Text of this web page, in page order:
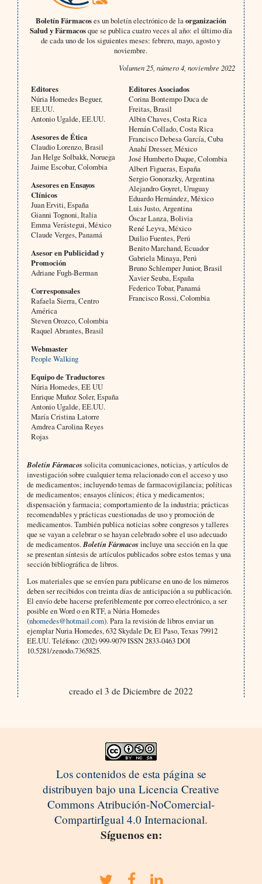
Boletín Fármacoses un boletín electrónico de laorganización
Salud y Fármacosque se publica cuatro veces al año: el último día
de cada uno de los siguientes meses: febrero, mayo, agosto y
noviembre.
Volumen 25, número 4, noviembre 2022
Editores
Núria Homedes Beguer,
EE.UU.
Antonio Ugalde, EE.UU.
Asesores de Ética
Claudio Lorenzo, Brasil
Jan Helge Solbakk, Noruega
Jaime Escobar, Colombia
Asesores en Ensayos
Clínicos
Juan Erviti, España
Gianni Tognoni, Italia
Emma Verástegui, México
Claude Verges, Panamá
Asesor en Publicidad y
Promoción
Adriane Fugh-Berman
Corresponsales
Rafaela Sierra, Centro
América
Steven Orozco, Colombia
Raquel Abrantes, Brasil
Webmaster
People Walking
Equipo de Traductores
Núria Homedes, EE UU
Enrique Muñoz Soler, España
Antonio Ugalde, EE.UU.
María Cristina Latorre
Amdrea Carolina Reyes
Rojas
Editores Asociados
Corina Bontempo Duca de
Freitas, Brasil
Albin Chaves, Costa Rica
Hernán Collado, Costa Rica
Francisco Debesa García, Cuba
Anahí Dresser, México
José Humberto Duque, Colombia
Albert Figueras, España
Sergio Gonorazky, Argentina
Alejandro Goyret, Uruguay
Eduardo Hernández, México
Luis Justo, Argentina
Óscar Lanza, Bolivia
René Leyva, México
Duilio Fuentes, Perú
Benito Marchand, Ecuador
Gabriela Minaya, Perú
Bruno Schlemper Junior, Brasil
Xavier Seuba, España
Federico Tobar, Panamá
Francisco Rossi, Colombia
Boletín Fármacossolicita comunicaciones, noticias, y artículos de
investigación sobre cualquier tema relacionado con el acceso y uso
de medicamentos; incluyendo temas de farmacovigilancia; políticas
de medicamentos; ensayos clínicos; ética y medicamentos;
dispensación y farmacia; comportamiento de la industria; prácticas
recomendables y prácticas cuestionadas de uso y promoción de
medicamentos. También publica noticias sobre congresos y talleres
que se vayan a celebrar o se hayan celebrado sobre el uso adecuado
de medicamentos.Boletín Fármacosincluye una sección en la que
se presentan síntesis de artículos publicados sobre estos temas y una
sección bibliográfica de libros.
Los materiales que se envíen para publicarse en uno de los números
deben ser recibidos con treinta días de anticipación a su publicación.
El envío debe hacerse preferiblemente por correo electrónico, a ser
posible en Word o en RTF, a Núria Homedes
(nhomedes@hotmail.com). Para la revisión de libros enviar un
ejemplar Nuria Homedes, 632 Skydale Dr, El Paso, Texas 79912
EE.UU. Teléfono: (202) 999-9079 ISSN 2833-0463 DOI
10.5281/zenodo.7365825.
creado el 3 de Diciembre de 2022
Los contenidos de esta página se
distribuyen bajo una Licencia Creative
Commons Atribución-NoComercial-
CompartirIgual 4.0 Internacional.
Síguenos en: